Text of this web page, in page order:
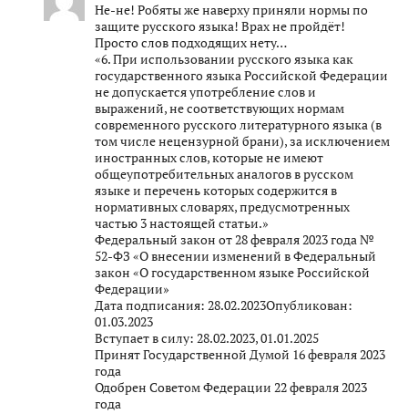
Не-не! Робяты же наверху приняли нормы по
защите русского языка! Врах не пройдёт!
Просто слов подходящих нету…
«6. При использовании русского языка как
государственного языка Российской Федерации
не допускается употребление слов и
выражений, не соответствующих нормам
современного русского литературного языка (в
том числе нецензурной брани), за исключением
иностранных слов, которые не имеют
общеупотребительных аналогов в русском
языке и перечень которых содержится в
нормативных словарях, предусмотренных
частью 3 настоящей статьи.»
Федеральный закон от 28 февраля 2023 года №
52-ФЗ «О внесении изменений в Федеральный
закон «О государственном языке Российской
Федерации»
Дата подписания: 28.02.2023Опубликован:
01.03.2023
Вступает в силу: 28.02.2023, 01.01.2025
Принят Государственной Думой 16 февраля 2023
года
Одобрен Советом Федерации 22 февраля 2023
года